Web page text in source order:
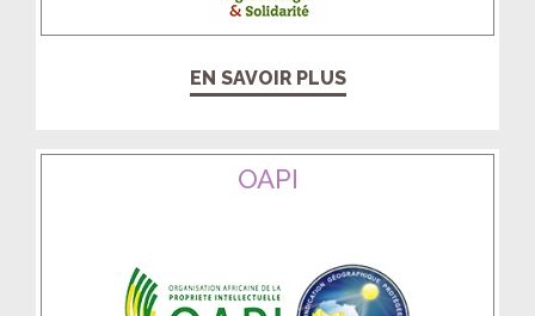
EN SAVOIR PLUS
OAPI